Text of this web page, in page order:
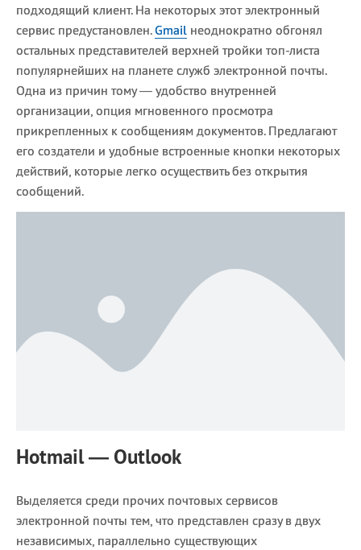
подходящий клиент. На некоторых этот электронный
сервис предустановлен.Gmail неоднократно обгонял
остальных представителей верхней тройки топ-листа
популярнейших на планете служб электронной почты.
Одна из причин тому — удобство внутренней
организации, опция мгновенного просмотра
прикрепленных к сообщениям документов. Предлагают
его создатели и удобные встроенные кнопки некоторых
действий, которые легко осуществить без открытия
сообщений.
Hotmail — Outlook
Выделяется среди прочих почтовых сервисов
электронной почты тем, что представлен сразу в двух
независимых, параллельно существующих